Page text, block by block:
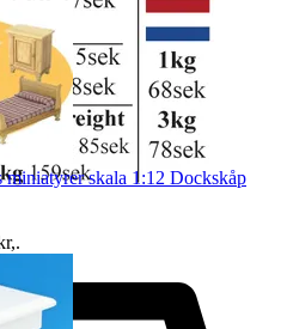
miniatyrer skala 1:12 Dockskåp
,.